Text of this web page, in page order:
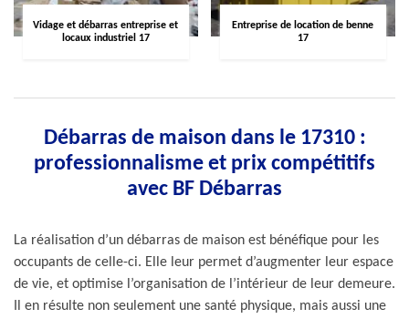
Vidage et débarras entreprise et
locaux industriel 17
Entreprise de location de benne
17
Débarras de maison dans le 17310 :
professionnalisme et prix compétitifs
avec BF Débarras
La réalisation d’un débarras de maison est bénéfique pour les
occupants de celle-ci. Elle leur permet d’augmenter leur espace
de vie, et optimise l’organisation de l’intérieur de leur demeure.
Il en résulte non seulement une santé physique, mais aussi une